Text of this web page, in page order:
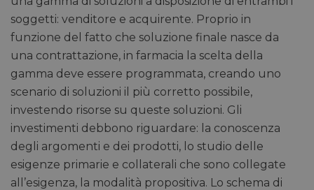
soggetti: venditore e acquirente. Proprio in
funzione del fatto che soluzione finale nasce da
una contrattazione, in farmacia la scelta della
gamma deve essere programmata, creando uno
scenario di soluzioni il più corretto possibile,
investendo risorse su queste soluzioni. Gli
investimenti debbono riguardare: la conoscenza
degli argomenti e dei prodotti, lo studio delle
esigenze primarie e collaterali che sono collegate
all’esigenza, la modalità propositiva. Lo schema di